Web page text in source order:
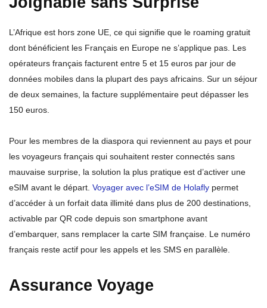
L’Afrique est hors zone UE, ce qui signifie que le roaming gratuit
dont bénéficient les Français en Europe ne s’applique pas. Les
opérateurs français facturent entre 5 et 15 euros par jour de
données mobiles dans la plupart des pays africains. Sur un séjour
de deux semaines, la facture supplémentaire peut dépasser les
150 euros.
Pour les membres de la diaspora qui reviennent au pays et pour
les voyageurs français qui souhaitent rester connectés sans
mauvaise surprise, la solution la plus pratique est d’activer une
eSIM avant le départ. Voyager avec l’eSIM de Holafly permet
d’accéder à un forfait data illimité dans plus de 200 destinations,
activable par QR code depuis son smartphone avant
d’embarquer, sans remplacer la carte SIM française. Le numéro
français reste actif pour les appels et les SMS en parallèle.
Assurance Voyage